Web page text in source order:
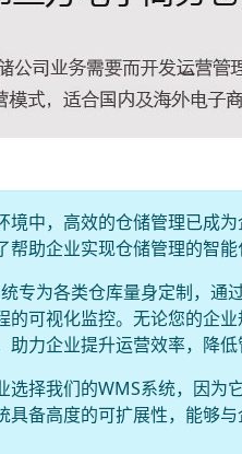
境中，高效的仓储管理已成
助企业实现仓储管理的智能
专为各类仓库量身定制，通
的可视化监控。无论您的企
力企业提升运营效率，降低
选择我们的WMS系统，因为
具备高度的可扩展性，能够